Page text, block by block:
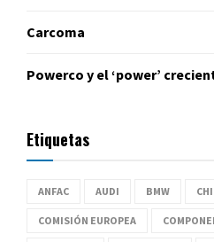
Carcoma
Powerco y el ‘power’
Etiquetas
ANFAC AUDI BMW
COMISIÓN EUROPEA